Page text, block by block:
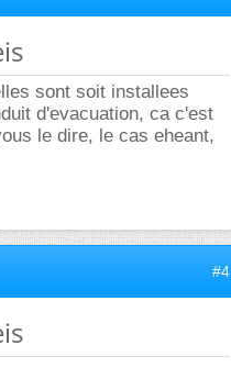
sont soit installees
d'evacuation, ca c'est
le dire, le cas eheant,
#4